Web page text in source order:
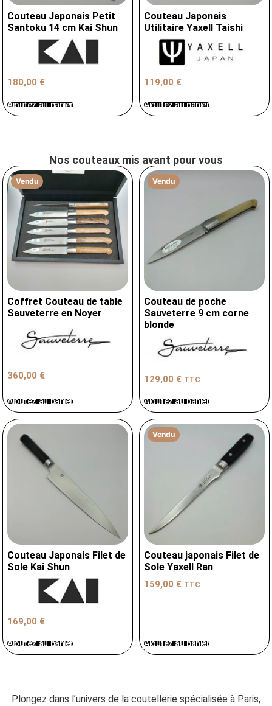
Couteau Japonais Petit
Santoku 14 cm Kai Shun
180,00 €
Ajoutez au panier
Couteau Japonais
Utilitaire Yaxell Taishi
119,00 €
Ajoutez au panier
Nos couteaux mis avant pour vous
Vendu
Coffret Couteau de table
Sauveterre en Noyer
360,00 €
Ajoutez au panier
Vendu
Couteau de poche
Sauveterre 9 cm corne
blonde
129,00 € TTC
Ajoutez au panier
Couteau Japonais Filet de
Sole Kai Shun
169,00 €
Ajoutez au panier
Vendu
Couteau japonais Filet de
Sole Yaxell Ran
159,00 € TTC
Ajoutez au panier
Plongez dans l’univers de la coutellerie spécialisée à Paris,